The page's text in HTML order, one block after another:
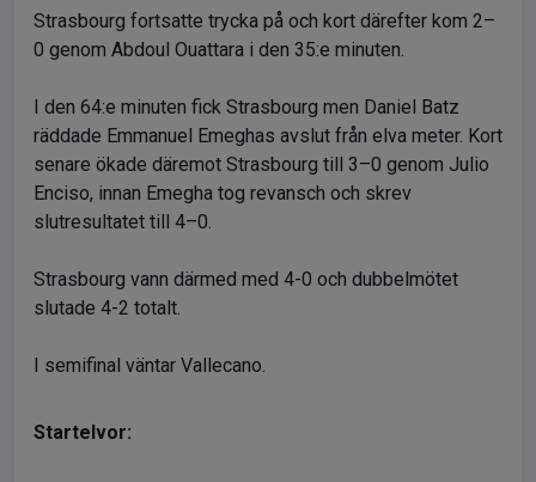
Strasbourg fortsatte trycka på och kort därefter kom 2–
0 genom Abdoul Ouattara i den 35:e minuten.
I den 64:e minuten fick Strasbourg men Daniel Batz
räddade Emmanuel Emeghas avslut från elva meter. Kort
senare ökade däremot Strasbourg till 3–0 genom Julio
Enciso, innan Emegha tog revansch och skrev
slutresultatet till 4–0.
Strasbourg vann därmed med 4-0 och dubbelmötet
slutade 4-2 totalt.
I semifinal väntar Vallecano.
Startelvor: